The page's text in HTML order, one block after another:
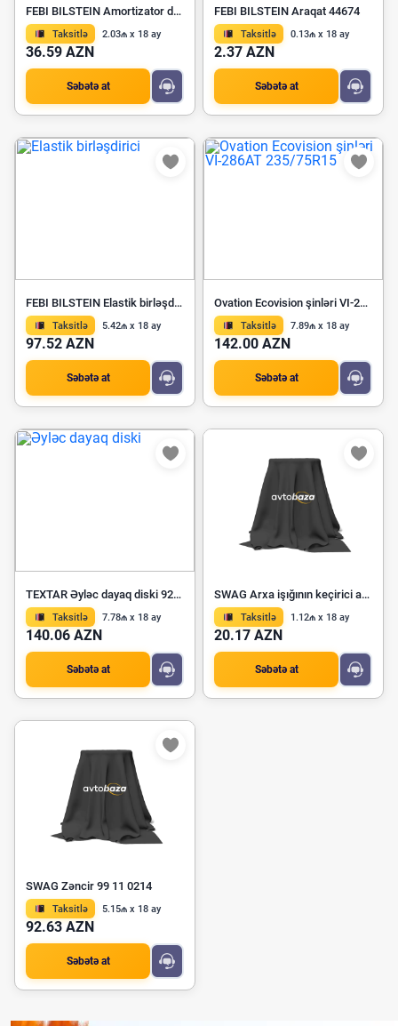
FEBI BILSTEIN Amortizator dayağı 08669
Taksitlə 2.03₼ x 18 ay
36.59 AZN
Səbətə at
FEBI BILSTEIN Araqat 44674
Taksitlə 0.13₼ x 18 ay
2.37 AZN
Səbətə at
FEBI BILSTEIN Elastik birləşdirici 03933
Taksitlə 5.42₼ x 18 ay
97.52 AZN
Səbətə at
Ovation Ecovision şinləri VI-286AT 235/75R15
Taksitlə 7.89₼ x 18 ay
142.00 AZN
Səbətə at
TEXTAR Əyləc dayaq diski 92284003
Taksitlə 7.78₼ x 18 ay
140.06 AZN
Səbətə at
SWAG Arxa işığının keçirici açarı 10 93 6134
Taksitlə 1.12₼ x 18 ay
20.17 AZN
Səbətə at
SWAG Zəncir 99 11 0214
Taksitlə 5.15₼ x 18 ay
92.63 AZN
Səbətə at